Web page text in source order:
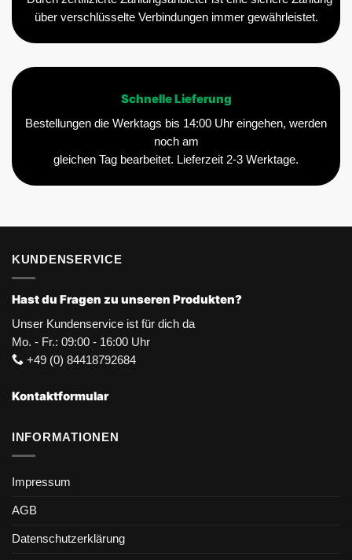
über verschlüsselte Verbindungen immer gewährleistet.
Schnelle Lieferung
Bestellungen die Werktags bis 14:00 Uhr eingehen, werden
noch am
gleichen Tag bearbeitet. Lieferzeit 2-3 Werktage.
KUNDENSERVICE
Hast du Fragen zu unseren Produkten?
Unser Kundenservice ist für dich da
Mo. - Fr.: 09:00 - 16:00 Uhr
+49 (0) 84418792684
Kontaktformular
INFORMATIONEN
Impressum
AGB
Datenschutzerklärung